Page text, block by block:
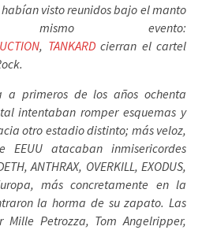
visto reunidos bajo el manto
evento:
, TANKARD cierran el cartel
a primeros de los años ochenta
intentaban romper esquemas y
otro estadio distinto; más veloz,
EEUU atacaban inmisericordes
ANTHRAX, OVERKILL, EXODUS,
más concretamente en la
la horma de su zapato. Las
Mille Petrozza, Tom Angelripper,